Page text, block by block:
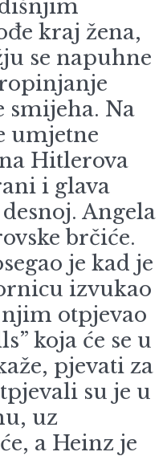
kraj žena,
se napuhne
Na
umjetne
Hitlerova
i glava
Angela
brčiće.
je kad je
izvukao
otpjevao
koja će se u
pjevati za
su je u
uz
a Heinz je